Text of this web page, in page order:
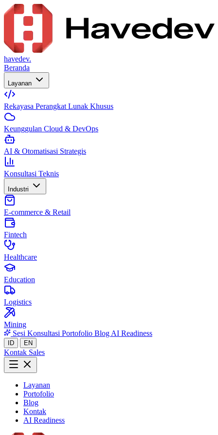
havedev.
Beranda
Layanan
Rekayasa Perangkat Lunak Khusus
Keunggulan Cloud & DevOps
AI & Otomatisasi Strategis
Konsultasi Teknis
Industri
E-commerce & Retail
Fintech
Healthcare
Education
Logistics
Mining
Sesi Konsultasi Portofolio Blog AI Readiness
ID EN
Kontak Sales
Layanan
Portofolio
Blog
Kontak
AI Readiness